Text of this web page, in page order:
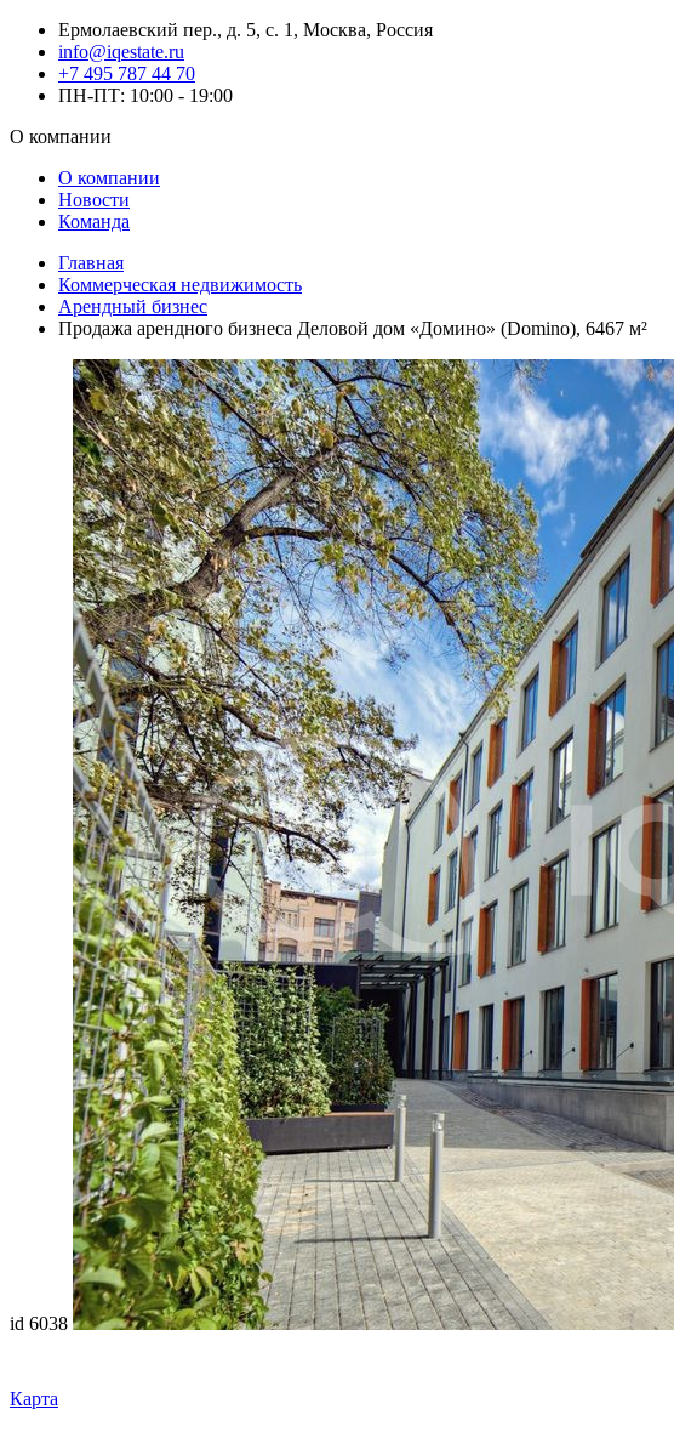
Ермолаевский пер., д. 5, с. 1, Москва, Россия
info@iqestate.ru
+7 495 787 44 70
ПН-ПТ: 10:00 - 19:00
О компании
О компании
Новости
Команда
Главная
Коммерческая недвижимость
Арендный бизнес
Продажа арендного бизнеса Деловой дом «Домино» (Domino), 6467 м²
id 6038
Карта